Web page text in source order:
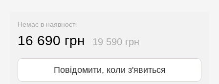
Немає в наявності
16 690 грн 19 590 грн
Повідомити, коли з'явиться